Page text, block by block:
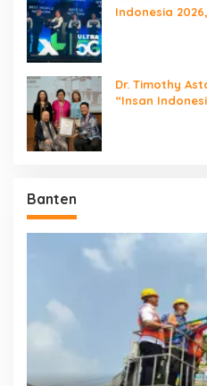
Indonesia
Dr. Timothy
“Insan
Banten